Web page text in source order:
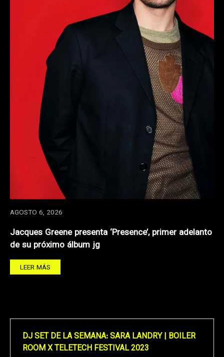
AGOSTO 6, 2026
Jacques Greene presenta ‘Presence’, primer adelanto
de su próximo álbum jg
LEER MÁS
DJ SET DE LA SEMANA: SARA LANDRY | BOILER
ROOM X TELETECH FESTIVAL 2023